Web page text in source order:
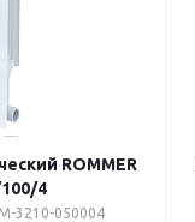
ROMMER
4
3210-050004